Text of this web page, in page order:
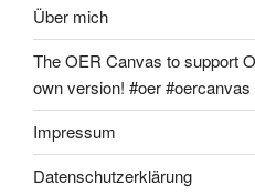
Über mich
The OER Canvas to support
own version! #oer #oercanvas
Impressum
Datenschutzerklärung